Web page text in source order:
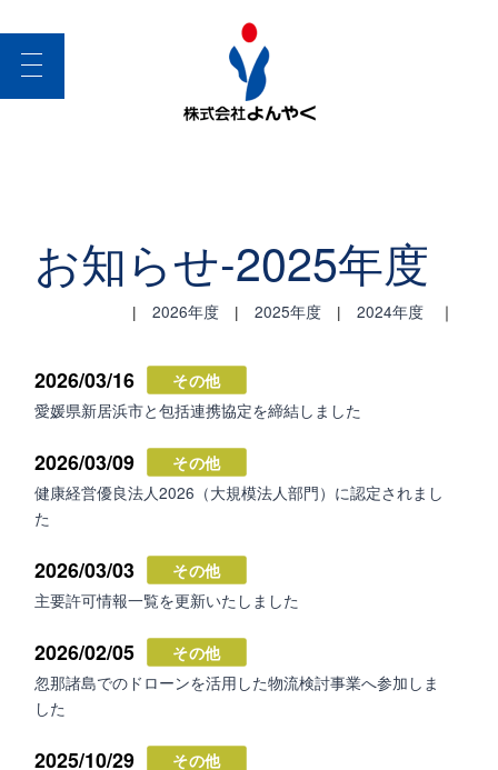
toggle
navigation
お知らせ-2025年度
| 2026年度| 2025年度| 2024年度｜
2026/03/16
その他
愛媛県新居浜市と包括連携協定を締結しました
2026/03/09
その他
健康経営優良法人2026（大規模法人部門）に認定されまし
た
2026/03/03 その他
主要許可情報一覧を更新いたしました
2026/02/05
その他
忽那諸島でのドローンを活用した物流検討事業へ参加しま
した
2025/10/29
その他